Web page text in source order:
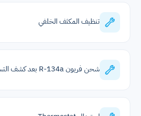
تنظيف المكثف الخلفي
شحن فريون R-134a بعد كشف التسريب